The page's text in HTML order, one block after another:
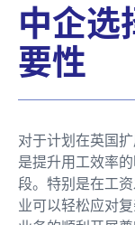
中企选
要性
对于计划在英国
是提升用工效率
段。特别是在工
业可以轻松应对